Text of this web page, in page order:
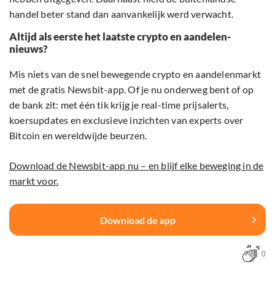
handel beter stand dan aanvankelijk werd verwacht.
Altijd als eerste het laatste crypto en aandelen-
nieuws?
Mis niets van de snel bewegende crypto en aandelenmarkt
met de gratis Newsbit-app. Of je nu onderweg bent of op
de bank zit: met één tik krijg je real-time prijsalerts,
koersupdates en exclusieve inzichten van experts over
Bitcoin en wereldwijde beurzen.
Download de Newsbit-app nu – en blijf elke beweging in de
markt voor.
Download de app
0